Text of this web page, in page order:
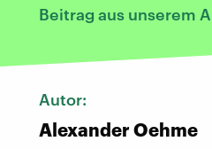
Beitrag aus unserem
Autor:
Alexander Oehme